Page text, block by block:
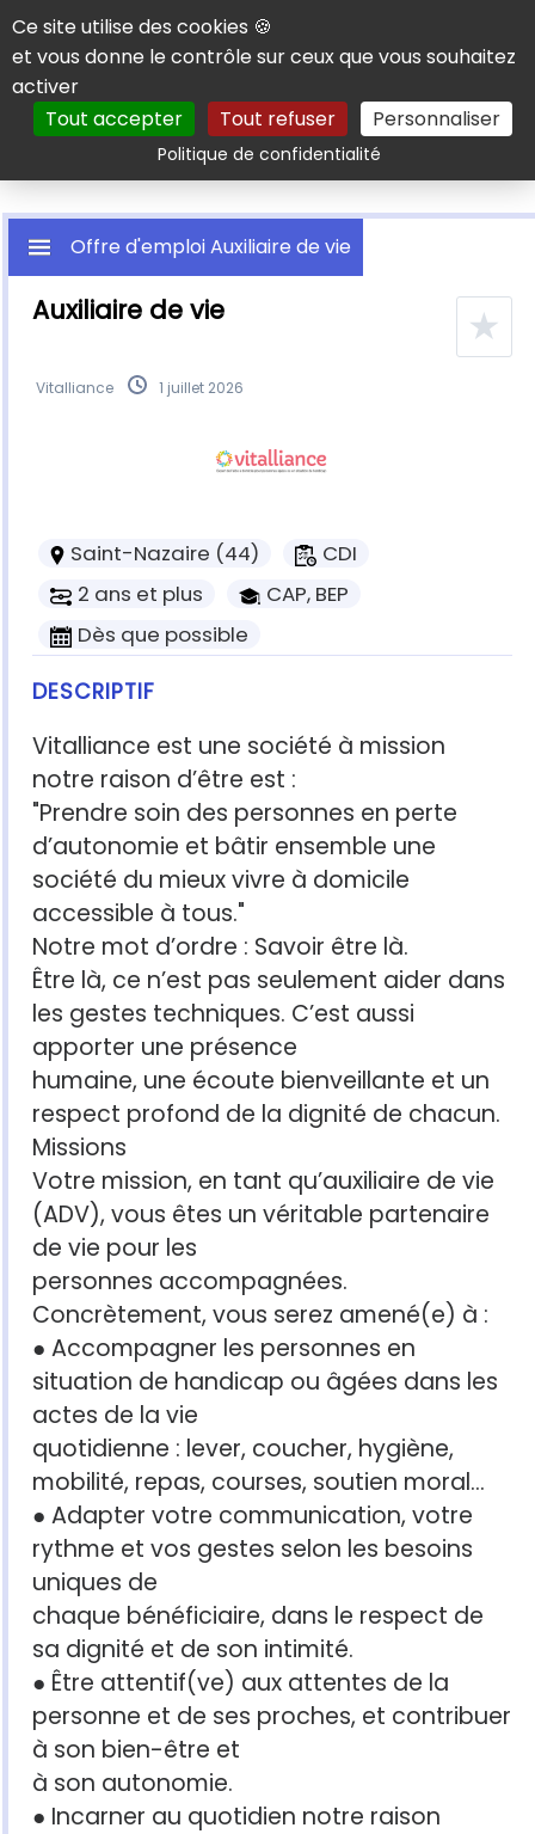
Panneau de gestion des cookies
Ce site utilise des cookies 🍪
et vous donne le contrôle sur ceux que vous souhaitez
activer
Tout accepter
Tout refuser Personnaliser
Politique de confidentialitéRechercher
Offre d'emploi Auxiliaire de vie
Auxiliaire de vie ★
Vitalliance 1 juillet 2026
DESCRIPTIF
Vitalliance est une société à mission
notre raison d’être est :
"Prendre soin des personnes en perte
d’autonomie et bâtir ensemble une
société du mieux vivre à domicile
accessible à tous."
Notre mot d’ordre : Savoir être là.
Être là, ce n’est pas seulement aider dans
les gestes techniques. C’est aussi
apporter une présence
humaine, une écoute bienveillante et un
respect profond de la dignité de chacun.
Missions
Votre mission, en tant qu’auxiliaire de vie
(ADV), vous êtes un véritable partenaire
de vie pour les
personnes accompagnées.
Concrètement, vous serez amené(e) à :
● Accompagner les personnes en
situation de handicap ou âgées dans les
actes de la vie
quotidienne : lever, coucher, hygiène,
mobilité, repas, courses, soutien moral...
● Adapter votre communication, votre
rythme et vos gestes selon les besoins
uniques de
chaque bénéficiaire, dans le respect de
sa dignité et de son intimité.
● Être attentif(ve) aux attentes de la
personne et de ses proches, et contribuer
à son bien-être et
à son autonomie.
● Incarner au quotidien notre raison
Saint-Nazaire (44)
CDI
2 ans et plus
CAP, BEP
Dès que possible